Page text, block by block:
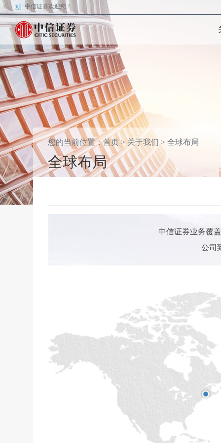
中信证券欢迎您！
您的当前位置：首页>关于我们>全球布局
全球布局
中信证券业务覆
公司